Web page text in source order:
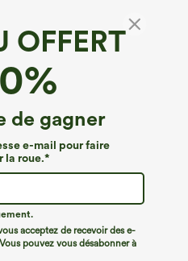
OFFERT
de gagner
e-mail pour faire
la roue.*
acceptez de recevoir des e-
pouvez vous désabonner à
style corset
aérienne et